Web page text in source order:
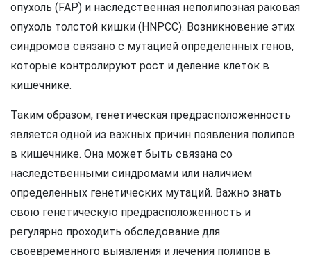
опухоль (FAP) и наследственная неполипозная раковая
опухоль толстой кишки (HNPCC). Возникновение этих
синдромов связано с мутацией определенных генов,
которые контролируют рост и деление клеток в
кишечнике.
Таким образом, генетическая предрасположенность
является одной из важных причин появления полипов
в кишечнике. Она может быть связана со
наследственными синдромами или наличием
определенных генетических мутаций. Важно знать
свою генетическую предрасположенность и
регулярно проходить обследование для
своевременного выявления и лечения полипов в